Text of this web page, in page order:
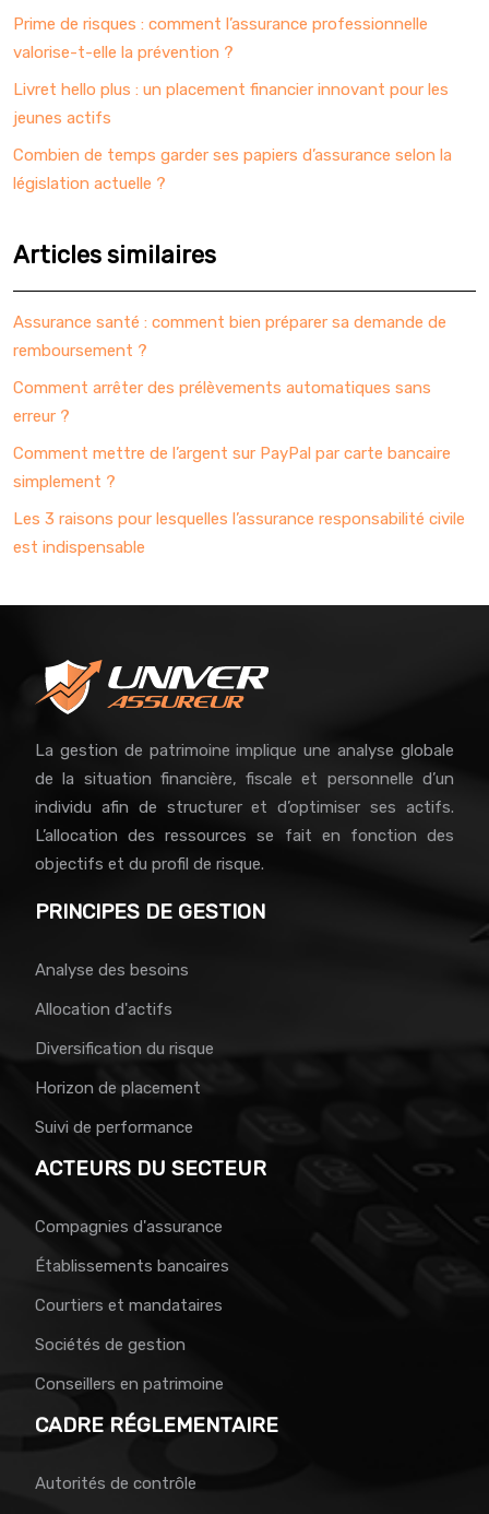
Prime de risques : comment l’assurance professionnelle
valorise-t-elle la prévention ?
Livret hello plus : un placement financier innovant pour les
jeunes actifs
Combien de temps garder ses papiers d’assurance selon la
législation actuelle ?
Articles similaires
Assurance santé : comment bien préparer sa demande de
remboursement ?
Comment arrêter des prélèvements automatiques sans
erreur ?
Comment mettre de l’argent sur PayPal par carte bancaire
simplement ?
Les 3 raisons pour lesquelles l’assurance responsabilité civile
est indispensable
La gestion de patrimoine implique une analyse globale
de la situation financière, fiscale et personnelle d’un
individu afin de structurer et d’optimiser ses actifs.
L’allocation des ressources se fait en fonction des
objectifs et du profil de risque.
PRINCIPES DE GESTION
Analyse des besoins
Allocation d'actifs
Diversification du risque
Horizon de placement
Suivi de performance
ACTEURS DU SECTEUR
Compagnies d'assurance
Établissements bancaires
Courtiers et mandataires
Sociétés de gestion
Conseillers en patrimoine
CADRE RÉGLEMENTAIRE
Autorités de contrôle